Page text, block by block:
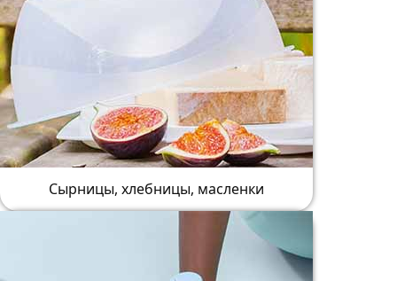
Сырницы, хлебницы, масленки